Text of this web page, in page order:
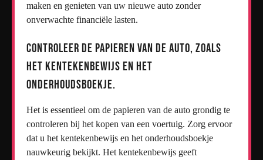
maken en genieten van uw nieuwe auto zonder
onverwachte financiële lasten.
Controleer de papieren van de auto, zoals
het kentekenbewijs en het
onderhoudsboekje.
Het is essentieel om de papieren van de auto grondig te
controleren bij het kopen van een voertuig. Zorg ervoor
dat u het kentekenbewijs en het onderhoudsboekje
nauwkeurig bekijkt. Het kentekenbewijs geeft